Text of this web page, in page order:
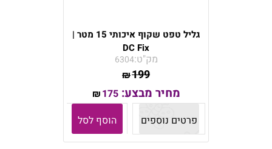
גליל טפט שקוף איכותי 15 מטר |
DC Fix
מק"ט:6304
₪199
מחיר מבצע: ₪175
פרטים נוספים
הוסף לסל